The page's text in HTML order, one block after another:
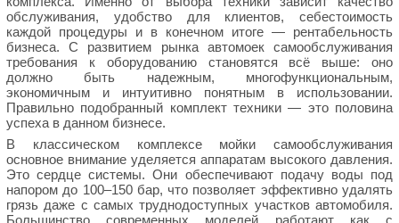
обслуживания, удобство для клиентов, себестоимость
каждой процедуры и в конечном итоге — рентабельность
бизнеса. С развитием рынка автомоек самообслуживания
требования к оборудованию становятся всё выше: оно
должно быть надежным, многофункциональным,
экономичным и интуитивно понятным в использовании.
Правильно подобранный комплект техники — это половина
успеха в данном бизнесе.
В классическом комплексе мойки самообслуживания
основное внимание уделяется аппаратам высокого давления.
Это сердце системы. Они обеспечивают подачу воды под
напором до 100–150 бар, что позволяет эффективно удалять
грязь даже с самых труднодоступных участков автомобиля.
Большинство современных моделей работают как с